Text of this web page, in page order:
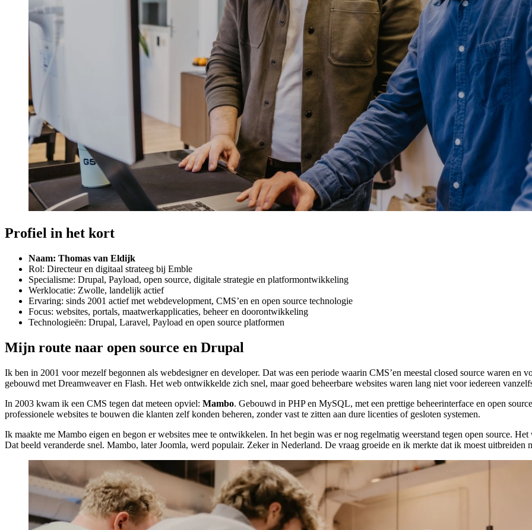
Profiel in het kort
Naam: Thomas van Eldijk
Rol: Directeur en digitaal strateeg bij Emble
Specialisme: Drupal, Payload, open source, digitale strategie en platformontwikkeling
Werklocatie: Zwolle, landelijk actief
Ervaring: sinds 2001 actief met webdevelopment, CMS’en en open source technologie
Focus: websites, portals, maatwerkapplicaties, beheer en doorontwikkeling
Technologieën: Drupal, Laravel, Payload en open source platformen
Mijn route naar open source en Drupal
Ik ben in 2001 voor mezelf begonnen als webdesigner en developer. Dat was een periode waarin CMS’en meestal closed source waren en
gebouwd met Dreamweaver en Flash. Het web ontwikkelde zich snel, maar goed beheerbare websites waren lang niet voor iedereen
In 2003 kwam ik een CMS tegen dat meteen opviel: Mambo. Gebouwd in PHP en MySQL, met een prettige beheerinterface en open
professionele websites te bouwen die klanten zelf konden beheren, zonder vast te zitten aan dure licenties of gesloten systemen.
Ik maakte me Mambo eigen en begon er websites mee te ontwikkelen. In het begin was er nog regelmatig weerstand tegen open source.
Dat beeld veranderde snel. Mambo, later Joomla, werd populair. Zeker in Nederland. De vraag groeide en ik merkte dat ik moest uitbreiden